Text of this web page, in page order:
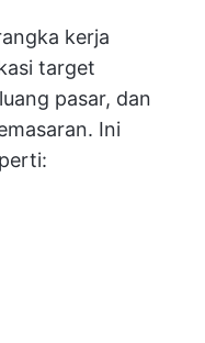
kerja
target
pasar, dan
Ini